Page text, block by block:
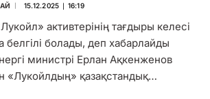
15.12.2025 ∣ 16:19
активтерінің тағдыры келесі
болады, деп хабарлайды
министрі Ерлан Ақкенженов
«Лукойлдың» қазақстандық…